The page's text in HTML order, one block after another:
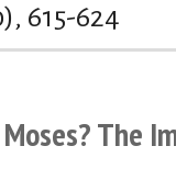
615-624
The